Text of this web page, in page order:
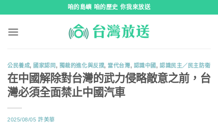
咱的島嶼 咱的歷史 你我來放送
公民養成, 國家認同, 獨裁的進化與反撲, 當代台灣, 認識中國,認識民主／民主防衛
在中國解除對台灣的武力侵略敵意之前，台
灣必須全面禁止中國汽車
2025/08/05 許美華